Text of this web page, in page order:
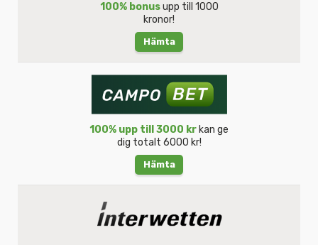
100% bonusupp till 1000
kronor!
Hämta
100% upp till 3000 kr kan ge
dig totalt 6000 kr!
Hämta